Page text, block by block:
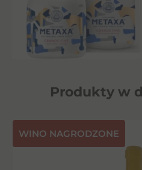
Produkty w
⁠WINO NAGRODZONE